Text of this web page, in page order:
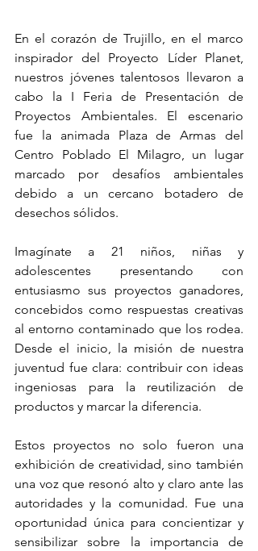
En el corazón de Trujillo, en el marco
inspirador del Proyecto Líder Planet,
nuestros jóvenes talentosos llevaron a
cabo la I Feria de Presentación de
Proyectos Ambientales. El escenario
fue la animada Plaza de Armas del
Centro Poblado El Milagro, un lugar
marcado por desafíos ambientales
debido a un cercano botadero de
desechos sólidos.
Imagínate a 21 niños, niñas y
adolescentes presentando con
entusiasmo sus proyectos ganadores,
concebidos como respuestas creativas
al entorno contaminado que los rodea.
Desde el inicio, la misión de nuestra
juventud fue clara: contribuir con ideas
ingeniosas para la reutilización de
productos y marcar la diferencia.
Estos proyectos no solo fueron una
exhibición de creatividad, sino también
una voz que resonó alto y claro ante las
autoridades y la comunidad. Fue una
oportunidad única para concientizar y
sensibilizar sobre la importancia de